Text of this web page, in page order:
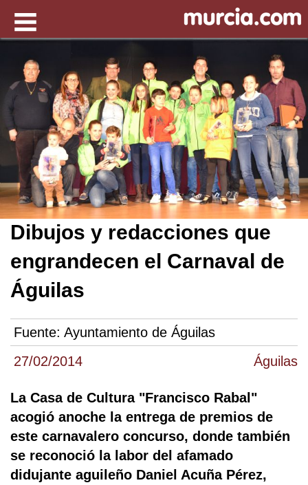
27/02/2014 Águilas
Dibujos y redacciones que
engrandecen el Carnaval de
Águilas
Fuente: Ayuntamiento de Águilas
La Casa de Cultura "Francisco Rabal"
acogió anoche la entrega de premios de
este carnavalero concurso, donde también
se reconoció la labor del afamado
didujante aguileño Daniel Acuña Pérez,